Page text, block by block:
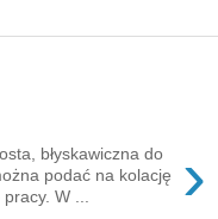
›
błyskawiczna do
podać na kolację
W ...